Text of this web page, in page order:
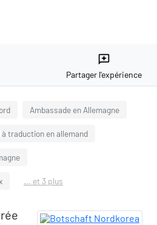
reviews
Partager l'expérience
Ambassade en Allemagne
traduction en allemand
... et 3 plus